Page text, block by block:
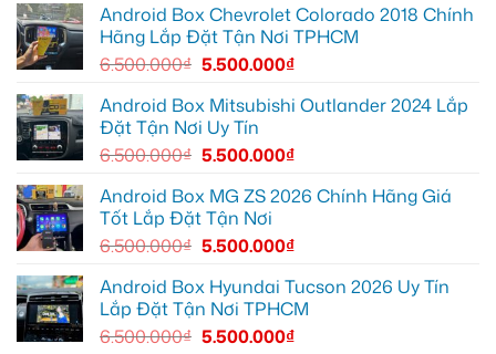
ánh
sáng
tốt
hơn
XL7
tại
Quận
để
mọi
cung
đường
Android Box Chevrolet Colorado 2018 Chính
Hãng Lắp Đặt Tận Nơi TPHCM
6.500.000₫ 5.500.000₫
Android Box Mitsubishi Outlander 2024 Lắp
Đặt Tận Nơi Uy Tín
6.500.000₫ 5.500.000₫
Android Box MG ZS 2026 Chính Hãng Giá
Tốt Lắp Đặt Tận Nơi
6.500.000₫ 5.500.000₫
Android Box Hyundai Tucson 2026 Uy Tín
Lắp Đặt Tận Nơi TPHCM
6.500.000₫ 5.500.000₫